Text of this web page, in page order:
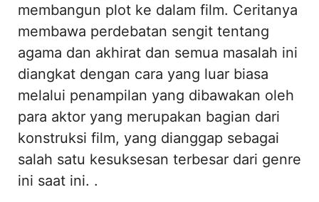
membangun plot ke dalam film. Ceritanya
membawa perdebatan sengit tentang
agama dan akhirat dan semua masalah ini
diangkat dengan cara yang luar biasa
melalui penampilan yang dibawakan oleh
para aktor yang merupakan bagian dari
konstruksi film, yang dianggap sebagai
salah satu kesuksesan terbesar dari genre
ini saat ini. .